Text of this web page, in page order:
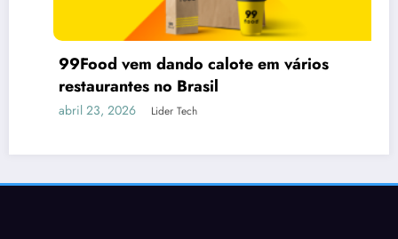
99Food vem dando calote em vários
restaurantes no Brasil
abril 23, 2026 Lider Tech